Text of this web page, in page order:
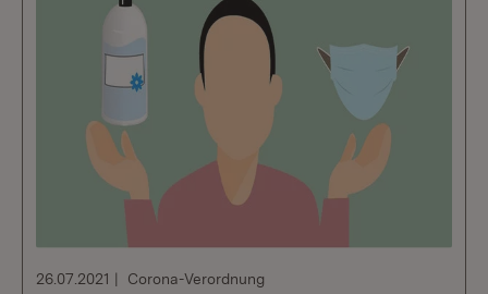
26.07.2021 Corona-Verordnung